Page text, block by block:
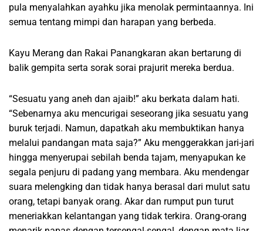
pula menyalahkan ayahku jika menolak permintaannya. Ini
semua tentang mimpi dan harapan yang berbeda.
Kayu Merang dan Rakai Panangkaran akan bertarung di
balik gempita serta sorak sorai prajurit mereka berdua.
“Sesuatu yang aneh dan ajaib!” aku berkata dalam hati.
“Sebenarnya aku mencurigai seseorang jika sesuatu yang
buruk terjadi. Namun, dapatkah aku membuktikan hanya
melalui pandangan mata saja?” Aku menggerakkan jari-jari
hingga menyerupai sebilah benda tajam, menyapukan ke
segala penjuru di padang yang membara. Aku mendengar
suara melengking dan tidak hanya berasal dari mulut satu
orang, tetapi banyak orang. Akar dan rumput pun turut
meneriakkan kelantangan yang tidak terkira. Orang-orang